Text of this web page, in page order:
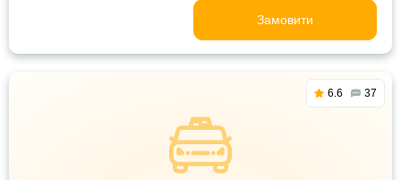
Замовити
6.6 37